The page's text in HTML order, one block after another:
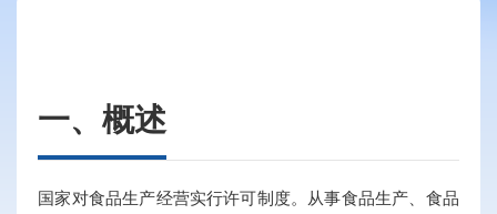
一、概述
国家对食品生产经营实行许可制度。从事食品生产、食品